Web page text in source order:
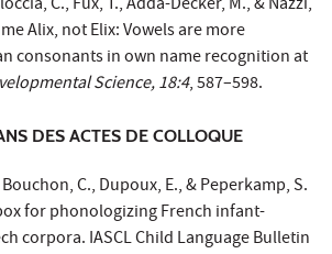
Alix, not Elix: Vowels are more
consonants in own name recognition at
Science, 18:4, 587–598.
DES ACTES DE COLLOQUE
C., Dupoux, E., & Peperkamp, S.
for phonologizing French infant-
corpora. IASCL Child Language Bulletin